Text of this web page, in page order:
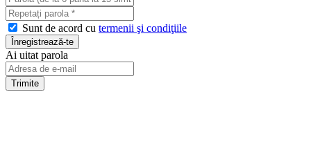
Sunt de acord cu termenii şi condiţiile
Ai uitat parola